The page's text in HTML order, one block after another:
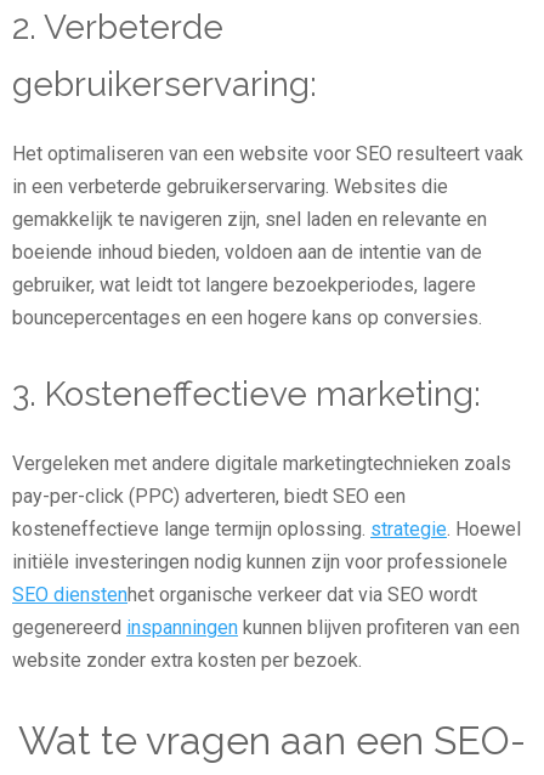
2. Verbeterde
gebruikerservaring:
Het optimaliseren van een website voor SEO resulteert vaak
in een verbeterde gebruikerservaring. Websites die
gemakkelijk te navigeren zijn, snel laden en relevante en
boeiende inhoud bieden, voldoen aan de intentie van de
gebruiker, wat leidt tot langere bezoekperiodes, lagere
bouncepercentages en een hogere kans op conversies.
3. Kosteneffectieve marketing:
Vergeleken met andere digitale marketingtechnieken zoals
pay-per-click (PPC) adverteren, biedt SEO een
kosteneffectieve lange termijn oplossing. strategie. Hoewel
initiële investeringen nodig kunnen zijn voor professionele
SEO dienstenhet organische verkeer dat via SEO wordt
gegenereerd inspanningen kunnen blijven profiteren van een
website zonder extra kosten per bezoek.
Wat te vragen aan een SEO-